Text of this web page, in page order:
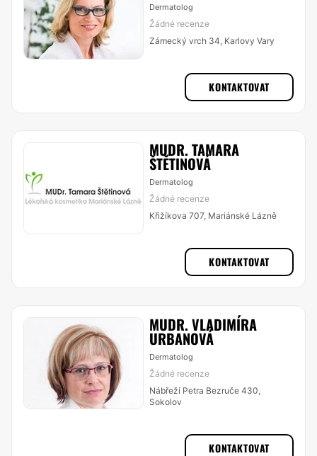
Dermatolog
Žádné recenze
Zámecký vrch 34, Karlovy Vary
KONTAKTOVAT
MUDR. TAMARA
ŠTĚTINOVÁ
Dermatolog
Žádné recenze
Křižíkova 707, Mariánské Lázně
KONTAKTOVAT
MUDR. VLADIMÍRA
URBANOVÁ
Dermatolog
Žádné recenze
Nábřeží Petra Bezruče 430,
Sokolov
KONTAKTOVAT